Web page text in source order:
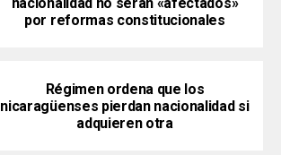
por reformas constitucionales
Régimen ordena que los
nicaragüenses pierdan nacionalidad si
adquieren otra